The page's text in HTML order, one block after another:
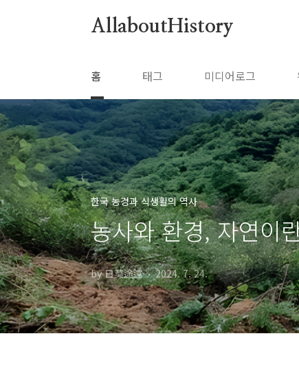
AllaboutHistory
홈 태그 미디어로그
한국 농경과 식생활의 역사
농사와 환경, 자연이
by 日莫途遠 2024. 7. 24.